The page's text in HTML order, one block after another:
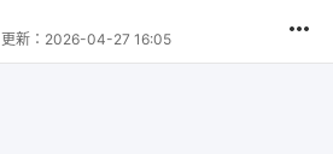
更新： 2026-04-27 16:05